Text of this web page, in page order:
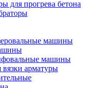
для прогрева бетона
машины
машины
арматуры